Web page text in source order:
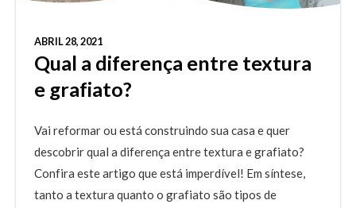
ABRIL 28, 2021
Qual a diferença entre textura
e grafiato?
Vai reformar ou está construindo sua casa e quer
descobrir qual a diferença entre textura e grafiato?
Confira este artigo que está imperdível! Em síntese,
tanto a textura quanto o grafiato são tipos de